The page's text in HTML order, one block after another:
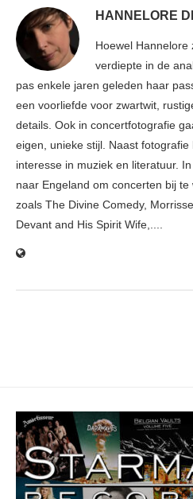
HANNELORE
Hoewel Hannelore
verdiepte in de
pas enkele jaren geleden haar
een voorliefde voor zwartwit,
details. Ook in concertfotografie
eigen, unieke stijl. Naast
interesse in muziek en literatuur.
naar Engeland om concerten bij
zoals The Divine Comedy,
Devant and His Spirit Wife,....